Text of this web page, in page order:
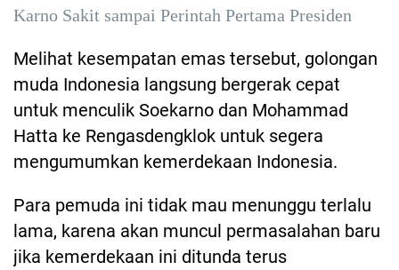
Karno Sakit sampai Perintah Pertama Presiden
Melihat kesempatan emas tersebut, golongan
muda Indonesia langsung bergerak cepat
untuk menculik Soekarno dan Mohammad
Hatta ke Rengasdengklok untuk segera
mengumumkan kemerdekaan Indonesia.
Para pemuda ini tidak mau menunggu terlalu
lama, karena akan muncul permasalahan baru
jika kemerdekaan ini ditunda terus